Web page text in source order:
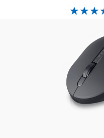
View rivolto verso